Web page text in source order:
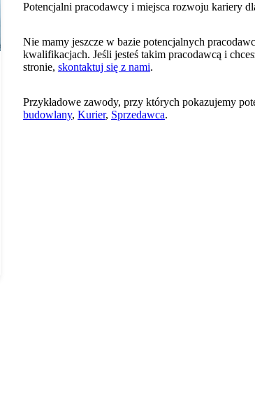
Potencjalni pracodawcy i miejsca rozwoju kariery
Nie mamy jeszcze w bazie potencjalnych
kwalifikacjach. Jeśli jesteś takim pracodawcą i
stronie, skontaktuj się z nami.
Przykładowe zawody, przy których pokazujemy
budowlany, Kurier, Sprzedawca.